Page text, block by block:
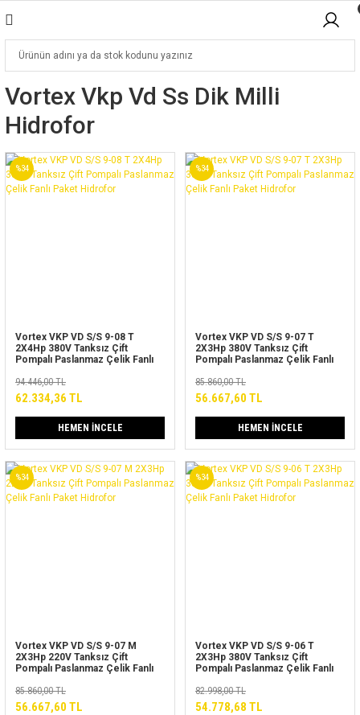
Vortex Vkp Vd Ss Dik Milli
Hidrofor
%34
Vortex VKP VD S/S 9-08 T
2X4Hp 380V Tanksız Çift
Pompalı Paslanmaz Çelik Fanlı
94.446,00 TL
62.334,36 TL
HEMEN İNCELE
%34
Vortex VKP VD S/S 9-07 T
2X3Hp 380V Tanksız Çift
Pompalı Paslanmaz Çelik Fanlı
85.860,00 TL
56.667,60 TL
HEMEN İNCELE
%34
Vortex VKP VD S/S 9-07 M
2X3Hp 220V Tanksız Çift
Pompalı Paslanmaz Çelik Fanlı
85.860,00 TL
56.667,60 TL
%34
Vortex VKP VD S/S 9-06 T
2X3Hp 380V Tanksız Çift
Pompalı Paslanmaz Çelik Fanlı
82.998,00 TL
54.778,68 TL